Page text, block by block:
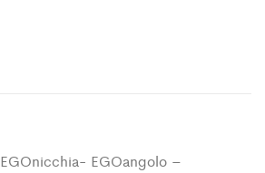
EGOnicchia- EGOangolo –